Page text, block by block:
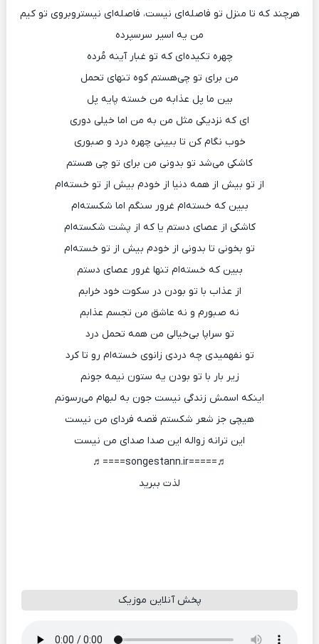
هرچند که تا منزل تو فاصله‌ای نیست، فاصله‌ای نیستروبروی تو کیم
من یه اسیر سرسپرده
چهره‌ تکیده‌ای که تو غبار آینه مُرده
من برای تو چی‌هستم کوه تنهای تحمل
بین ما پل عذابه من خسته پایه پل
ای که نزدیکی مثل من به من اما خیلی دوری
خوب نگام کن تا ببینی چهره درد و صبوری
کاشکی می‌شد تو بدونی من برای تو چی هستم
از تو بیش از همه دنیا از خودم بیش از تو خسته‌ام
ببین که خسته‌ام غرور سنگم اما شکسته‌ام
کاشکی از عصای دستم یا که از پشت شکسته‌ام
تو بخونی تا بدونی از خودم بیش از تو خسته‌ام
ببین که خسته‌ام تنها غرور عصای دستم
از عذاب با تو بودن در سکوت خود خرابم
نه صبورم و نه عاشق من تجسم عذابم
تو سراپا بی‌خیالی من همه تحمل درد
تو نفهمیدی چه دردی زانوی خسته‌ام رو تا کرد
زیر بار با تو بودن یه ستون نیمه جونم
اینکه اسمش زندگی نیست جون به لبهام می‌رسونم
هیچی جز شعر شکستم قصه فردای من نیست
این ترانه زواله این صدا صدای من نیست
♬=====songestann.ir====♬
لذت ببرید
پخش آنلاین موزیک